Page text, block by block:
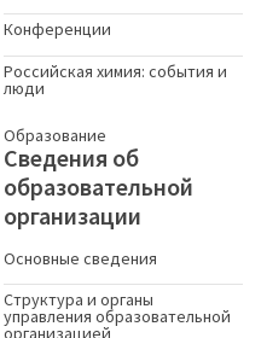
Конференции
Российская химия: события и
люди
Образование
Сведения об
образовательной
организации
Основные сведения
Структура и органы
управления образовательной